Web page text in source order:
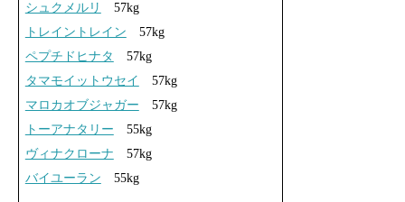
シュクメルリ
57kg
トレイントレイン 57kg
ペプチドヒナタ
57kg
タマモイットウセイ
57kg
マロカオブジャガー 57kg
トーアナタリー 55kg
ヴィナクローナ 57kg
バイユーラン 55kg